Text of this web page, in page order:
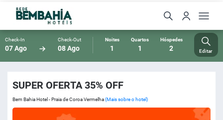
Check-In
07 Ago
Check-Out
08 Ago
Noites
1
Quartos
1
Hóspedes
2 Editar
SUPER OFERTA 35% OFF
Bem Bahia Hotel - Praia de Coroa Vermelha(Mais sobre o hotel)